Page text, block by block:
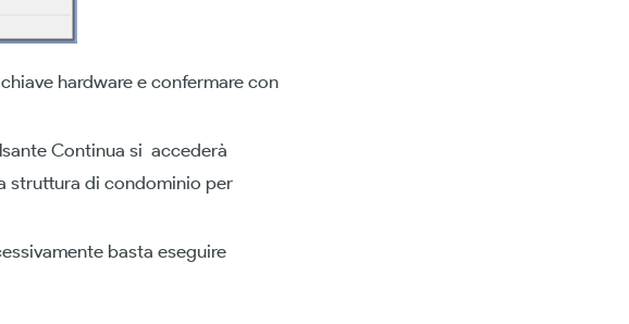
hardware e confermare con
Continua si accederà
struttura di condominio per
basta eseguire